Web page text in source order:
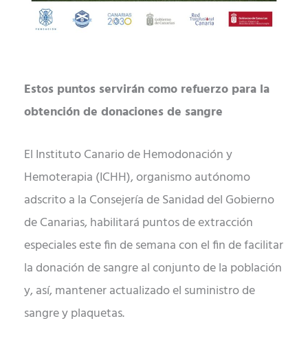
Estos puntos servirán como refuerzo para la
obtención de donaciones de sangre
El Instituto Canario de Hemodonación y
Hemoterapia (ICHH), organismo autónomo
adscrito a la Consejería de Sanidad del Gobierno
de Canarias, habilitará puntos de extracción
especiales este fin de semana con el fin de facilitar
la donación de sangre al conjunto de la población
y, así, mantener actualizado el suministro de
sangre y plaquetas.